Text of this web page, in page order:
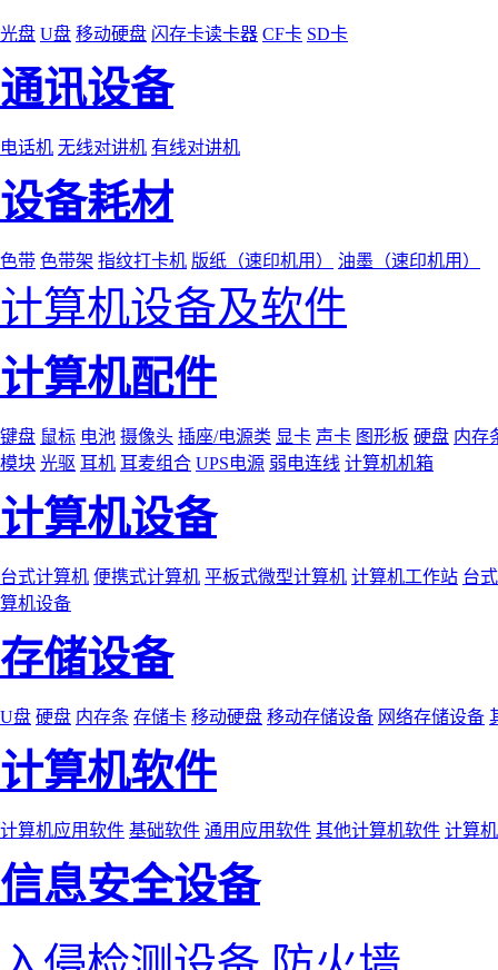
光盘 U盘 移动硬盘 闪存卡读卡器 CF卡 SD卡
通讯设备
电话机 无线对讲机 有线对讲机
设备耗材
色带 色带架 指纹打卡机 版纸（速印机用） 油墨（速印机用）
计算机设备及软件
计算机配件
键盘 鼠标 电池 摄像头 插座/电源类 显卡 声卡 图形板 硬盘 内存
模块 光驱 耳机 耳麦组合 UPS电源 弱电连线 计算机机箱
计算机设备
台式计算机 便携式计算机 平板式微型计算机 计算机工作站 台
算机设备
存储设备
U盘 硬盘 内存条 存储卡 移动硬盘 移动存储设备 网络存储设备
计算机软件
计算机应用软件 基础软件 通用应用软件 其他计算机软件 计算
信息安全设备